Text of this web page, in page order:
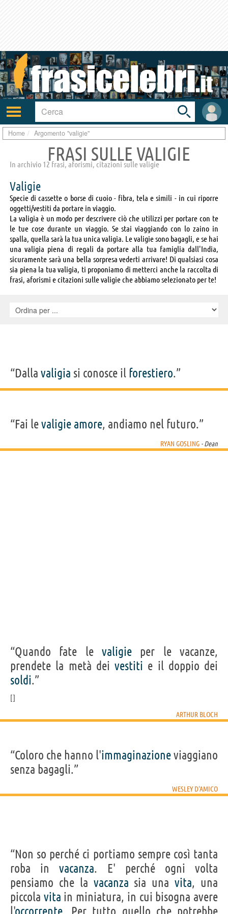
Attiva/disattiva
navigazione
User
area
Toggle
search
bar
Home Argomento "valigie"
FRASI SULLE VALIGIE
In archivio 12 frasi, aforismi, citazioni sulle valigie
Valigie
Specie di cassette o borse di cuoio - fibra, tela e simili - in cui riporre
oggetti/vestiti da portare in viaggio.
La valigia è un modo per descrivere ciò che utilizzi per portare con te
le tue cose durante un viaggio. Se stai viaggiando con lo zaino in
spalla, quella sarà la tua unica valigia. Le valigie sono bagagli, e se hai
una valigia piena di regali da portare alla tua famiglia dall'India,
sicuramente sarà una bella sorpresa vederti arrivare! Di qualsiasi cosa
sia piena la tua valigia, ti proponiamo di metterci anche la raccolta di
frasi, aforismi e citazioni sulle valigie che abbiamo selezionato per te!
“Dalla valigia si conosce il forestiero.”
“Fai levaligie amore, andiamo nel futuro.”
RYAN GOSLING - Dean
“Quando fate le valigie per le vacanze,
prendete la metà dei vestiti e il doppio dei
soldi.”
ARTHUR BLOCH
“Coloro che hanno l'immaginazioneviaggiano
senza bagagli.”
WESLEY D'AMICO
“Non so perché ci portiamo sempre così tanta
roba invacanza. E' perché ogni volta
pensiamo che la vacanza sia unavita, una
piccola vita in miniatura, in cui bisogna avere
l'occorrente . Per tutto quello che potrebbe